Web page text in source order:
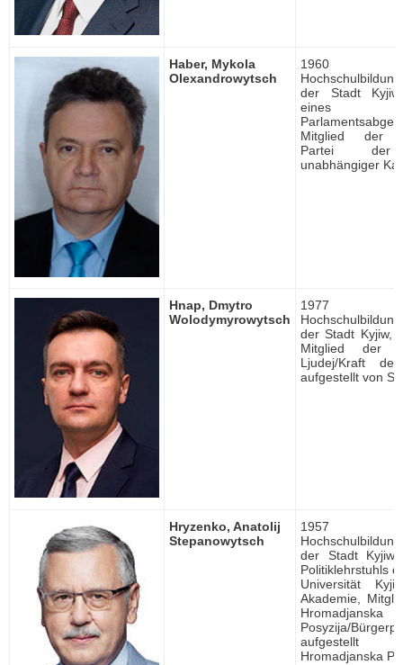
Haber, Mykola
Olexandrowytsch
1960
der Stadt
eines
Mitglied der
Partei der
unabhängiger
Hnap, Dmytro
Wolodymyrowytsch
1977
der Stadt Kyjiw,
Mitglied der
Ljudej/Kraft
aufgestellt von
Hryzenko, Anatolij
Stepanowytsch
1957
der Stadt
Politiklehrstuhls
Universität
Akademie,
Hromadjanska
Posyzija/
aufgestellt
Hromadjanska